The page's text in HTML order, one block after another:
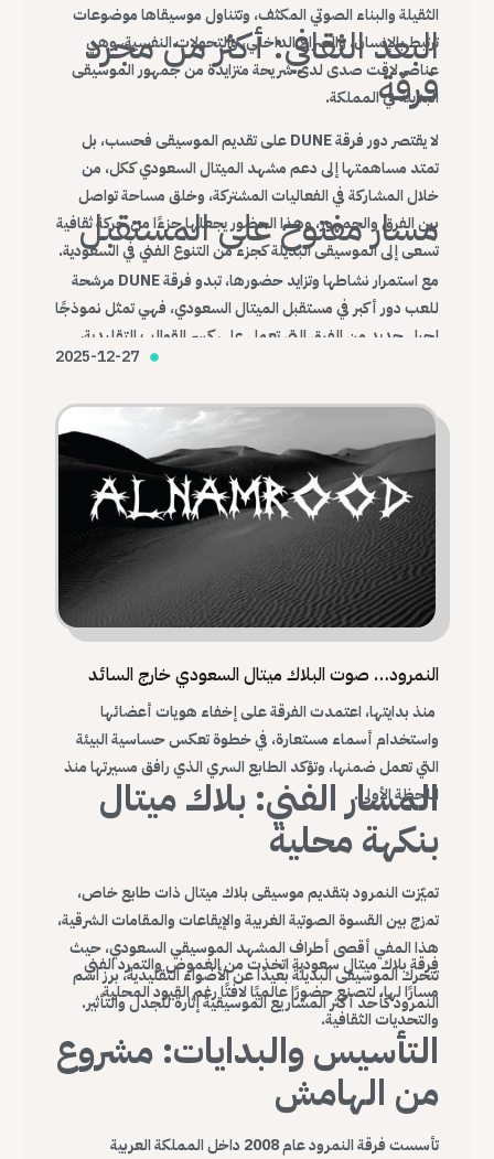
الثقيلة والبناء الصوتي المكثف، وتتناول موسيقاها موضوعات
ترتبط بالإنسان، والصراع الداخلي، والتحولات النفسية، وهي
عناصر لاقت صدى لدى شريحة متزايدة من جمهور الموسيقى
البديلة في المملكة.
البعد الثقافي: أكثر من مجرد
فرقة
لا يقتصر دور فرقة DUNE على تقديم الموسيقى فحسب، بل
تمتد مساهمتها إلى دعم مشهد الميتال السعودي ككل، من
خلال المشاركة في الفعاليات المشتركة، وخلق مساحة تواصل
بين الفرق والجمهور، وهذا الحضور يجعلها جزءًا من حركة ثقافية
تسعى إلى الموسيقى البديلة كجزء من التنوع الفني في السعودية.
مسار مفتوح على المستقبل
مع استمرار نشاطها وتزايد حضورها، تبدو فرقة DUNE مرشحة
للعب دور أكبر في مستقبل الميتال السعودي، فهي تمثل نموذجًا
لجيل جديد من الفرق التي تعمل على كسر القوالب التقليدية،
وبناء هوية موسيقية محلية قادرة على التواصل مع العالم.
2025-12-27
النمرود… صوت البلاك ميتال السعودي خارج السائد
منذ بدايتها، اعتمدت الفرقة على إخفاء هويات أعضائها
واستخدام أسماء مستعارة، في خطوة تعكس حساسية البيئة
التي تعمل ضمنها، وتؤكد الطابع السري الذي رافق مسيرتها منذ
اللحظة الأولى.
المسار الفني: بلاك ميتال
بنكهة محلية
تميّزت النمرود بتقديم موسيقى بلاك ميتال ذات طابع خاص،
تمزج بين القسوة الصوتية الغربية والإيقاعات والمقامات الشرقية،
هذا المفي أقصى أطراف المشهد الموسيقي السعودي، حيث
تتحرك الموسيقى البديلة بعيدًا عن الأضواء التقليدية، برز اسم
النمرود كأحد أكثر المشاريع الموسيقية إثارة للجدل والتأثير.
فرقة بلاك ميتال سعودية اتخذت من الغموض والتمرد الفني
مسارًا لها، لتصنع حضورًا عالميًا لافتًا رغم القيود المحلية
والتحديات الثقافية.
التأسيس والبدايات: مشروع
من الهامش
تأسست فرقة النمرود عام 2008 داخل المملكة العربية